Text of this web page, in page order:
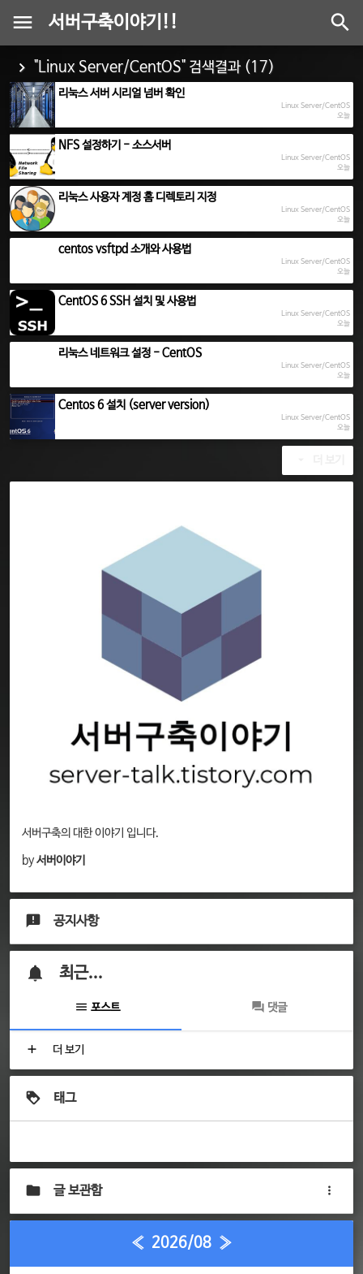
서버구축이야기!!
"Linux Server/CentOS" 검색결과 (17)
리눅스 서버 시리얼 넘버 확인
Linux Server/CentOS
오늘
NFS 설정하기 - 소스서버
Linux Server/CentOS
오늘
리눅스 사용자 계정 홈 디렉토리 지정
Linux Server/CentOS
오늘
centos vsftpd 소개와 사용법
Linux Server/CentOS
오늘
CentOS 6 SSH 설치 및 사용법
Linux Server/CentOS
오늘
리눅스 네트워크 설정 - CentOS
Linux Server/CentOS
오늘
Centos 6 설치 (server version)
Linux Server/CentOS
오늘
서버구축의 대한 이야기 입니다.
by서버이야기
공지사항
최근...
포스트 댓글
더 보기
태그
글 보관함
« 2026/08 »